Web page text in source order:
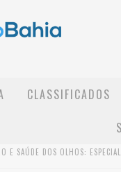
CLASSIFICADOS